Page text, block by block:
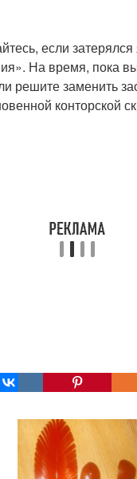
если затерялся
На время, пока
решите заменить
конторской